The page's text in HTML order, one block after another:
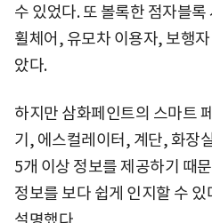
수 있었다. 또 볼록한 점자블
휠체어, 유모차 이용자, 보행
았다.
하지만 삼화페인트의 스마트
기, 에스컬레이터, 계단, 화장
5개 이상 정보를 제공하기 때
정보를 보다 쉽게 인지할 수